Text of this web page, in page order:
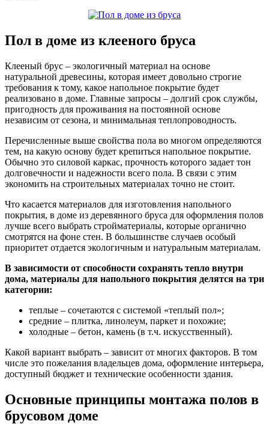
Пол в доме из клееного бруса
Клееный брус – экологичный материал на основе
натуральной древесины, которая имеет довольно строгие
требования к тому, какое напольное покрытие будет
реализовано в доме. Главные запросы – долгий срок службы,
пригодность для проживания на постоянной основе
независим от сезона, и минимальная теплопроводность.
Перечисленные выше свойства пола во многом определяются
тем, на какую основу будет крепиться напольное покрытие.
Обычно это силовой каркас, прочность которого задает тон
долговечности и надежности всего пола. В связи с этим
экономить на строительных материалах точно не стоит.
Что касается материалов для изготовления напольного
покрытия, в доме из деревянного бруса для оформления полов
лучше всего выбрать стройматериалы, которые органично
смотрятся на фоне стен. В большинстве случаев особый
приоритет отдается экологичным и натуральным материалам.
В зависимости от способности сохранять тепло внутри
дома, материалы для напольного покрытия делятся на три
категории:
теплые – сочетаются с системой «теплый пол»;
средние – плитка, линолеум, паркет и похожие;
холодные – бетон, камень (в т.ч. искусственный).
Какой вариант выбрать – зависит от многих факторов. В том
числе это пожелания владельцев дома, оформление интерьера,
доступный бюджет и технические особенности здания.
Основные принципы монтажа полов в
брусовом доме